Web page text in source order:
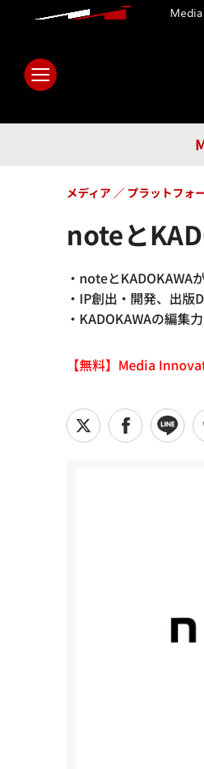
noteと
・noteとKADOKAWA
・IP創出・開発、出
・KADOKAWAの編集
メディア プラットフォ
【無料】Media